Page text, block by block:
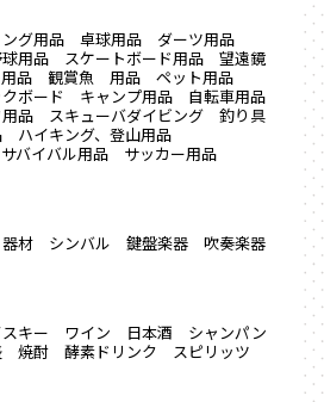
グ用品 卓球用品
ダーツ用品
用品 スケートボード用品
望遠鏡
品 観賞魚 用品
ペット用品
ボード キャンプ用品
自転車用品
品 スキューバダイビング
釣り具
ハイキング、登山用品
サバイバル用品
サッカー用品
器材 シンバル 鍵盤楽器
吹奏楽器
キー ワイン 日本酒
シャンパン
焼酎 酵素ドリンク
スピリッツ